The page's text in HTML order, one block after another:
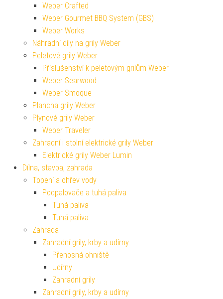
Weber Crafted
Weber Gourmet BBQ System (GBS)
Weber Works
Náhradní díly na grily Weber
Peletové grily Weber
Příslušenství k peletovým grilům Weber
Weber Searwood
Weber Smoque
Plancha grily Weber
Plynové grily Weber
Weber Traveler
Zahradní i stolní elektrické grily Weber
Elektrické grily Weber Lumin
Dílna, stavba, zahrada
Topení a ohřev vody
Podpalovače a tuhá paliva
Tuhá paliva
Tuhá paliva
Zahrada
Zahradní grily, krby a udírny
Přenosná ohniště
Udírny
Zahradní grily
Zahradní grily, krby a udírny